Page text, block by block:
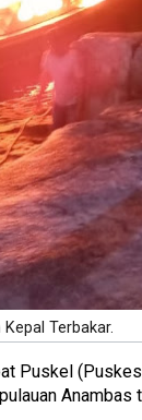
Kepal Terbakar.
Puskel
Anambas